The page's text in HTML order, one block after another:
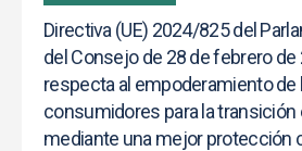
Directiva (UE) 2024/825 del
del Consejo de 28 de febrero de
respecta al empoderamiento de
consumidores para la transición
mediante una mejor protección